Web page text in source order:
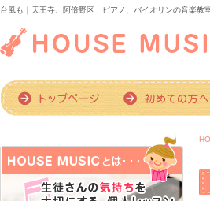
台風も｜天王寺、阿倍野区 ピアノ、バイオリンの音楽